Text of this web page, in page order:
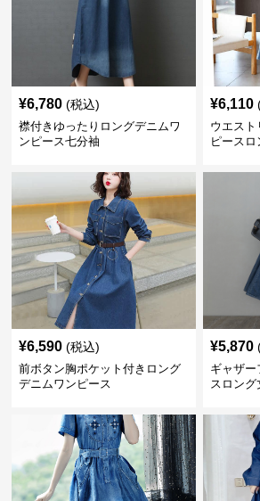
¥6,780 (税込)
襟付きゆったりロングデニムワ
ンピース七分袖
¥6,110
ウエスト
ピースロ
¥6,590 (税込)
前ボタン胸ポケット付きロング
デニムワンピース
¥5,870
ギャザー
スロング